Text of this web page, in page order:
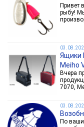
Привет
рыбу!
Ящики
Meiho
Вчера
7070,
По